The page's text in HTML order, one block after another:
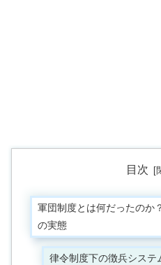
目次
軍団制度とは何だったのか
の実態
律令制度下の徴兵システ